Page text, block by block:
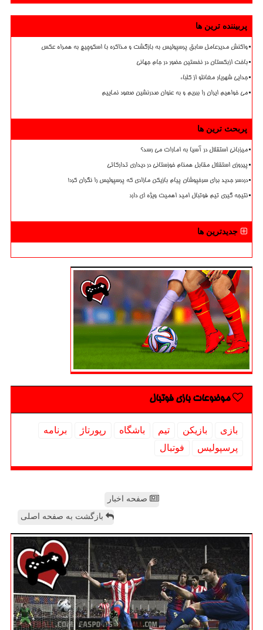
پربیننده ترین ها
واکنش مدیرعامل سابق پرسپولیس به بازگشت و مذاکره با اسکوچیچ به همراه عکس
باخت ازبکستان در نخستین حضور در جام جهانی
جدایی شهریار مغانلو از کلباء
می خواهیم ایران را ببریم و به عنوان صدرنشین صعود نماییم
پربحث ترین ها
میزبانی استقلال در آسیا به امارات می رسد؟
پیروزی استقلال مقابل همنام خوزستانی در دیداری تدارکاتی
دردسر جدید برای سرخپوشان پیام بازیکن مازادی که پرسپولیس را نگران کرد!
نتیجه گیری تیم فوتبال امید اهمیت ویژه ای دارد
جدیدترین ها
موضوعات بازی فوتبال
بازی بازیكن تیم باشگاه رپورتاژ
برنامه
پرسپولیس
فوتبال
صفحه اخبار
بازگشت به صفحه اصلی